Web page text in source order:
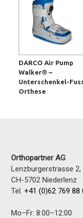
DARCO Air Pump
Walker® –
Unterschenkel-
Orthese
Orthopartner AG
Lenzburgerstrasse 2,
CH-5702 Niederlenz
Tel.+41 (0)62 769 88
Mo–Fr: 8:00–12:00